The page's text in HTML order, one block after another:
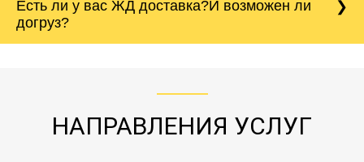
сантиметров. Идеальная упаковка
холодильника - обложить картонными
коробками и обмотать стрейч пленкой.
непредвиденных ситуаций. Делаем страховку
Вашего груза по ставке 0.15 от стоимости
груза. Мы сотрудничаем по услугам страховки
заканчивая выгрузкой в пункте получателя.
морской путь. Речная доставка баржой.
Есть ли у вас ЖД доставка?И возможен ли
догруз?
НАПРАВЛЕНИЯ УСЛУГ